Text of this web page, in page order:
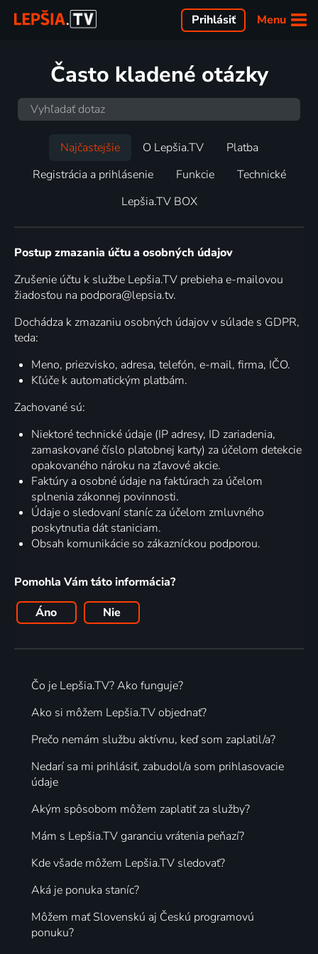
Menu
Prihlásiť
Často kladené otázky
Najčastejšie O Lepšia.TV
Platba
Registrácia a prihlásenie
Funkcie
Technické
Lepšia.TV BOX
Postup zmazania účtu a osobných údajov
Zrušenie účtu k službe Lepšia.TV prebieha e-mailovou
žiadosťou na podpora@lepsia.tv.
Dochádza k zmazaniu osobných údajov v súlade s GDPR,
teda:
Meno, priezvisko, adresa, telefón, e-mail, firma, IČO.
Kľúče k automatickým platbám.
Zachované sú:
Niektoré technické údaje (IP adresy, ID zariadenia,
zamaskované číslo platobnej karty) za účelom detekcie
opakovaného nároku na zľavové akcie.
Faktúry a osobné údaje na faktúrach za účelom
splnenia zákonnej povinnosti.
Údaje o sledovaní staníc za účelom zmluvného
poskytnutia dát staniciam.
Obsah komunikácie so zákazníckou podporou.
Pomohla Vám táto informácia?
Áno
Nie
Čo je Lepšia.TV? Ako funguje?
Ako si môžem Lepšia.TV objednať?
Prečo nemám službu aktívnu, keď som zaplatil/a?
Nedarí sa mi prihlásiť, zabudol/a som prihlasovacie
údaje
Akým spôsobom môžem zaplatiť za služby?
Mám s Lepšia.TV garanciu vrátenia peňazí?
Kde všade môžem Lepšia.TV sledovať?
Aká je ponuka staníc?
Môžem mať Slovenskú aj Českú programovú
ponuku?